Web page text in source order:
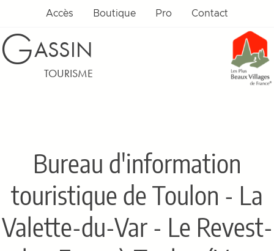
Accès Boutique Pro Contact
GASSIN
TOURISME
Bureau d'information
touristique de Toulon - La
Valette-du-Var - Le Revest-